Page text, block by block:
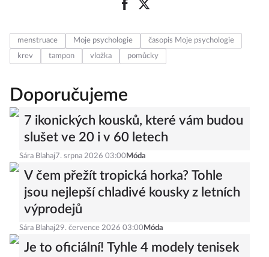
menstruace Moje psychologie
časopis Moje psychologie
krev
tampon vložka pomůcky
Doporučujeme
7 ikonických kousků, které vám budou
slušet ve 20 i v 60 letech
Sára Blahaj 7. srpna 2026 03:00 Móda
V čem přežít tropická horka? Tohle
jsou nejlepší chladivé kousky z letních
výprodejů
Sára Blahaj29. července 2026 03:00 Móda
Je to oficiální! Tyhle 4 modely tenisek